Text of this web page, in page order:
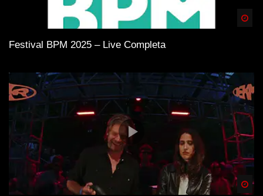
Festival BPM 2025 – Live Completa